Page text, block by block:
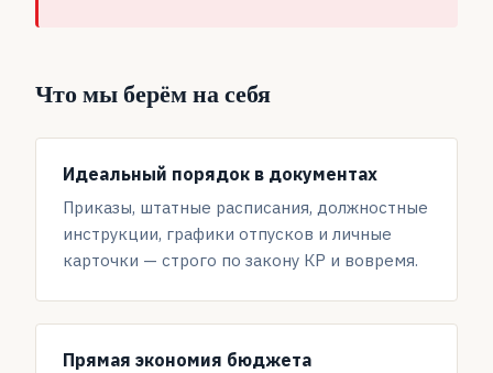
Что мы берём на себя
Идеальный порядок в документах
Приказы, штатные расписания, должностные
инструкции, графики отпусков и личные
карточки — строго по закону КР и вовремя.
Прямая экономия бюджета